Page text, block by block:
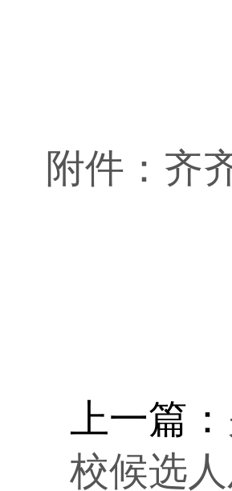
附件：齐
上一篇：
校候选